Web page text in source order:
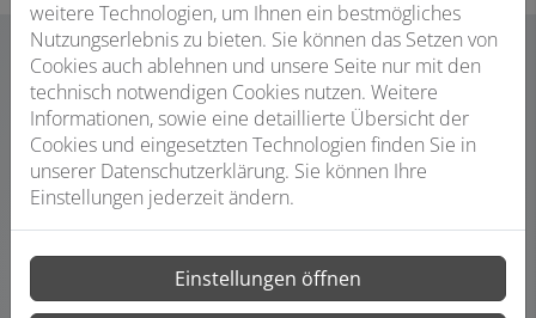
Modernisierung, WartungoderReparatur
– fragen Sie uns.
Ob lang geplanterBadumbauoder die dringende
ReparaturIhrerHeizung– am besten rufen Sie uns
einfach an. Unter +49 (36645) 22386beraten wir Sie
freundlich, gewissenhaft und ehrlich .
Montag bis Freitag: 7.00 Uhr bis 16.00 Uhr
weitere Technologien, um Ihnen ein bestmögliches
Nutzungserlebnis zu bieten. Sie können das Setzen von
Cookies auch ablehnen und unsere Seite nur mit den
technisch notwendigen Cookies nutzen. Weitere
Informationen, sowie eine detaillierte Übersicht der
Cookies und eingesetzten Technologien finden Sie in
unserer Datenschutzerklärung. Sie können Ihre
Einstellungen jederzeit ändern.
Einstellungen öffnen